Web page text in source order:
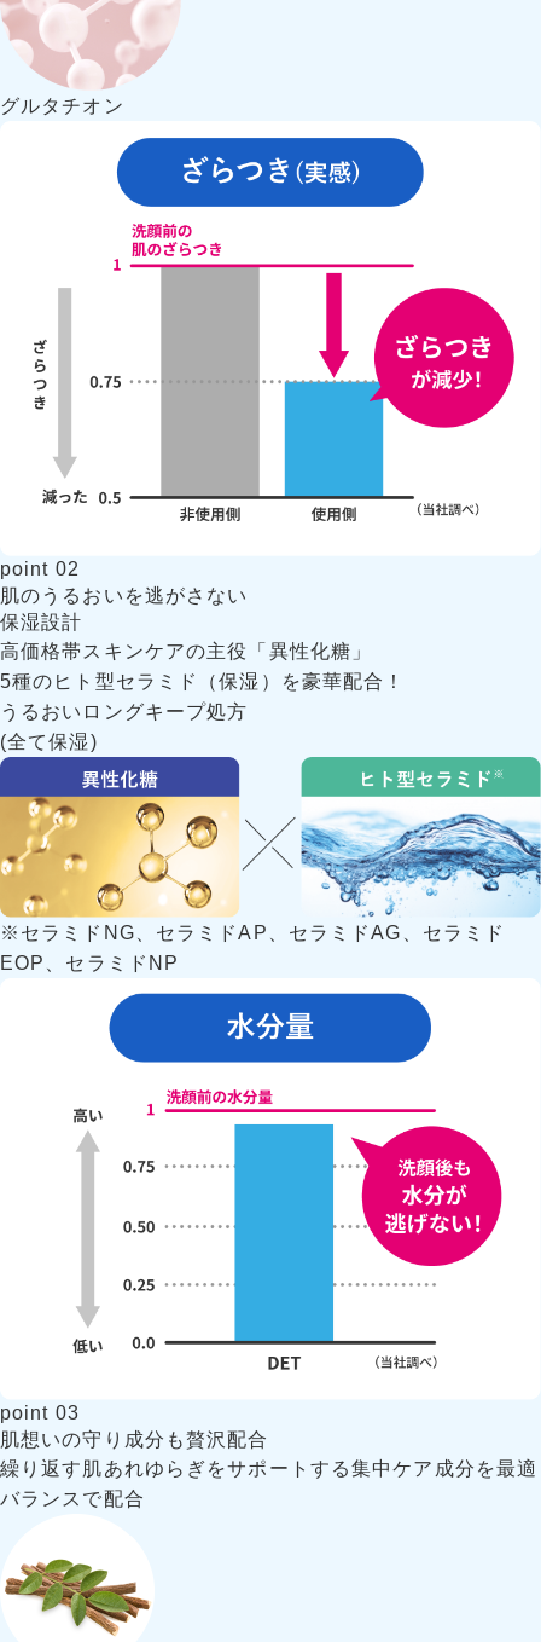
グルタチオン
point 02
肌のうるおいを逃がさない
保湿設計
高価格帯スキンケアの主役「異性化糖」
5種のヒト型セラミド（保湿）を豪華配合！
うるおいロングキープ処方
(全て保湿)
※セラミドNG、セラミドAP、セラミドAG、セラミド
EOP、セラミドNP
point 03
肌想いの守り成分も贅沢配合
繰り返す肌あれゆらぎをサポートする集中ケア成分を最適
バランスで配合